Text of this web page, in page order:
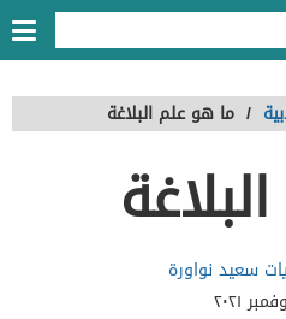
/ ما هو علم البلاغة
سعيد نواورة